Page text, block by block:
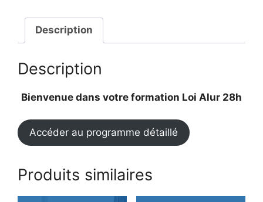
Description
Description
Bienvenue dans votre formation Loi Alur 28h
Accéder au programme détaillé
Produits similaires